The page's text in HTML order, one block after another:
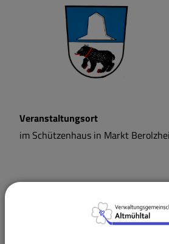
Veranstaltungsort
im Schützenhaus in Markt